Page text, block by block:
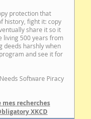
protection that
history, fight it: copy
share it so it
living 500 years from
deeds harshly when
and see it for
Software Piracy
mes recherches
XKCD